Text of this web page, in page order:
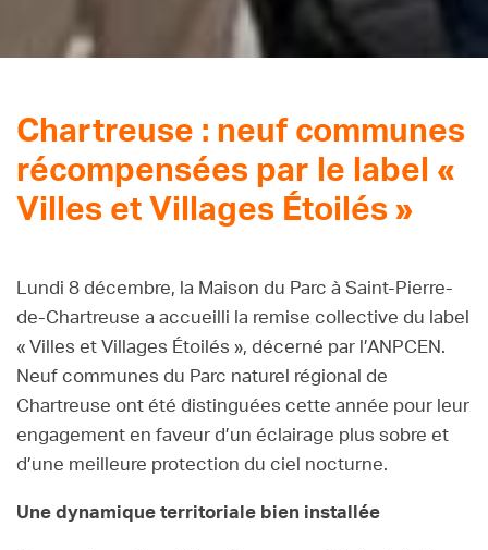
Chartreuse : neuf communes
récompensées par le label «
Villes et Villages Étoilés »
Lundi 8 décembre, la Maison du Parc à Saint-Pierre-
de-Chartreuse a accueilli la remise collective du label
« Villes et Villages Étoilés », décerné par l’ANPCEN.
Neuf communes du Parc naturel régional de
Chartreuse ont été distinguées cette année pour leur
engagement en faveur d’un éclairage plus sobre et
d’une meilleure protection du ciel nocturne.
Une dynamique territoriale bien installée